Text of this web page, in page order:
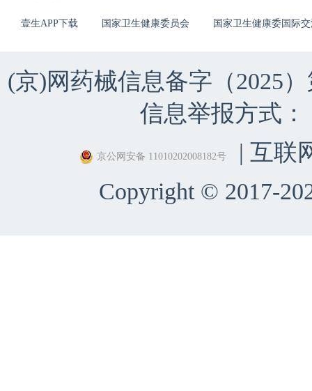
壹生APP下载 国家卫生健康委员会 国家卫生健康委国际
(京)网药械信息备字（2025
信息举报方式：
京公网安备 11010202008182号
| 互联
Copyright © 2017-